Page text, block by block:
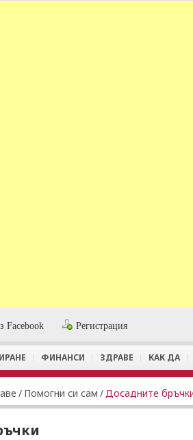
Facebook Регистрация
ФИНАНСИ ЗДРАВЕ КАК ДА
/ Помогни си сам /Досадните